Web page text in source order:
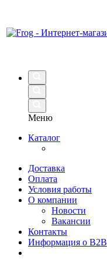
Меню
Каталог
Доставка
Оплата
Условия работы
О компании
Новости
Вакансии
Контакты
Информация о B2B